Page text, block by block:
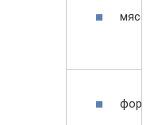
мясо.